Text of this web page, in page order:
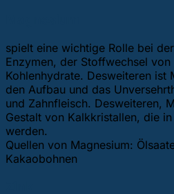
spielt eine wichtige Rolle bei
Enzymen, der Stoffwechsel von
Kohlenhydrate. Desweiteren ist
den Aufbau und das
und Zahnfleisch. Desweiteren,
Gestalt von Kalkkristallen, die
werden.
Quellen von Magnesium:
Kakaobohnen